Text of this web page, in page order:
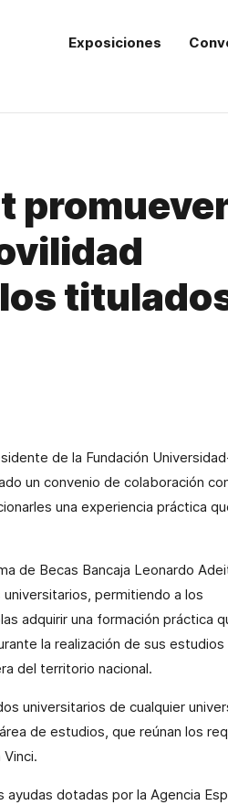
Exposiciones
de la Fundación
un convenio de colaboración
una experiencia práctica
de Becas Bancaja Leonardo
permitiendo a los
adquirir una formación práctica
la realización de sus estudios
del territorio nacional.
universitarios de cualquier
de estudios, que reúnan los
ayudas dotadas por la Agencia